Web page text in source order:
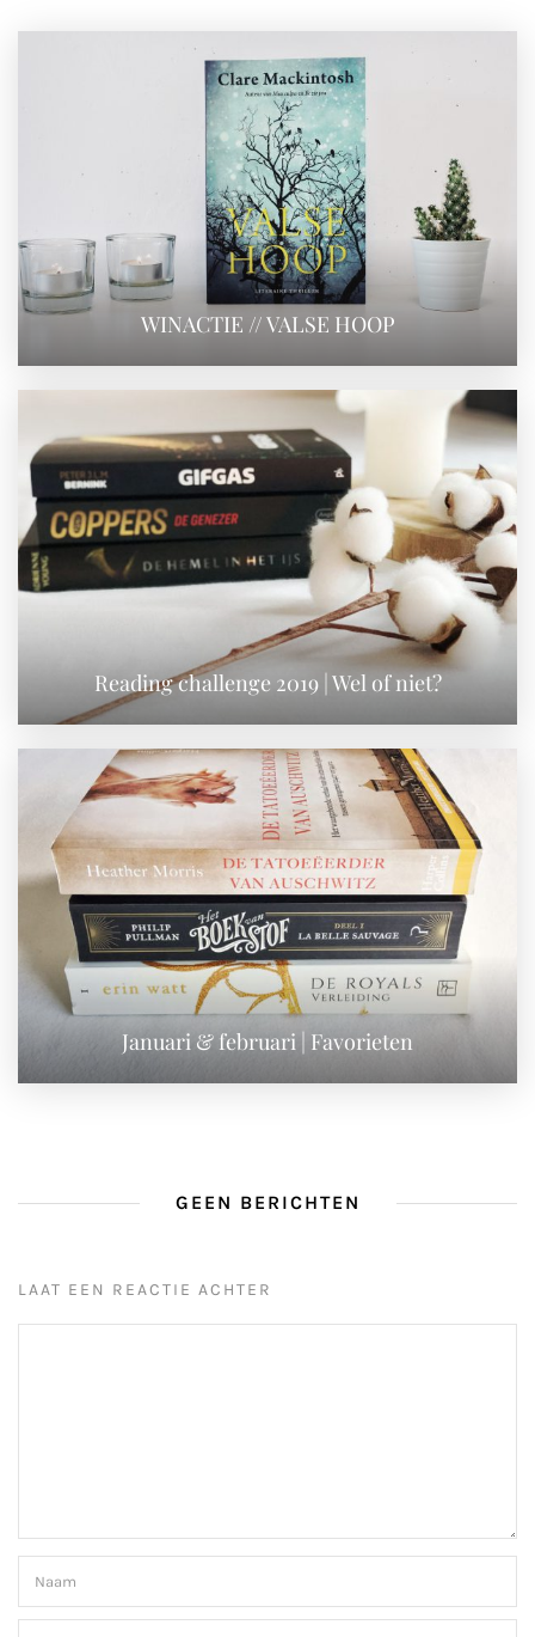
WINACTIE // VALSE HOOP
Reading challenge 2019 | Wel of niet?
Januari & februari | Favorieten
GEEN BERICHTEN
LAAT EEN REACTIE ACHTER